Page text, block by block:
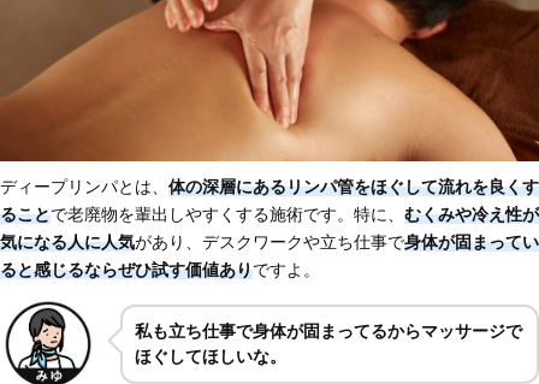
ディープリンパとは、 体の深層にあるリンパ管をほぐして流れを良くす
ることで老廃物を輩出しやすくする施術です。特に、 むくみや冷え性が
気になる人に人気があり、デスクワークや立ち仕事で身体が固まってい
ると感じるならぜひ試す価値ありですよ。
私も立ち仕事で身体が固まってるからマッサージで
ほぐしてほしいな。